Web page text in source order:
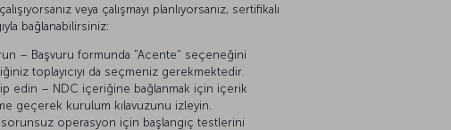
veya çalışmayı planlıyorsanız, sertifikalı
bağlanabilirsiniz:
– Başvuru formunda "Acente" seçeneğini
toplayıcıyı da seçmeniz gerekmektedir.
edin – NDC içeriğine bağlanmak için içerik
geçerek kurulum kılavuzunu izleyin.
operasyon için başlangıç testlerini